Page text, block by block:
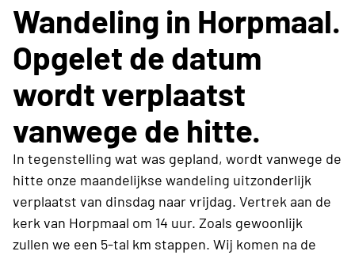
Wandeling in Horpmaal.
Opgelet de datum
wordt verplaatst
vanwege de hitte.
In tegenstelling wat was gepland, wordt vanwege de
hitte onze maandelijkse wandeling uitzonderlijk
verplaatst van dinsdag naar vrijdag. Vertrek aan de
kerk van Horpmaal om 14 uur. Zoals gewoonlijk
zullen we een 5-tal km stappen. Wij komen na de